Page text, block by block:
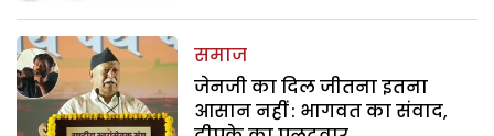
समाज
जेनजी का दिल जीतना इतना
आसान नहीं : भागवत का संवाद,